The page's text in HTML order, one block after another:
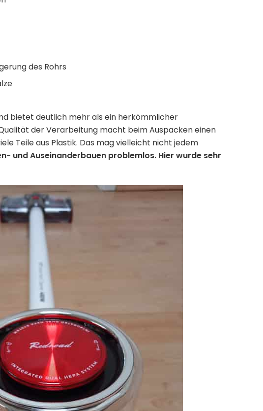
des Rohrs
bietet deutlich mehr als ein herkömmlicher
der Verarbeitung macht beim Auspacken einen
Teile aus Plastik. Das mag vielleicht nicht jedem
und Auseinanderbauen problemlos. Hier wurde sehr